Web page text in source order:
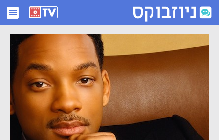
7 שחקנים שדחו תפקידים אגדיים - ניוזבוקס